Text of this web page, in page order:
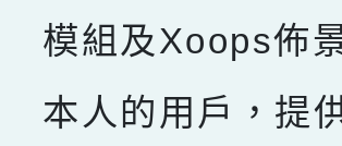
模組及Xoops佈
本人的用戶，提